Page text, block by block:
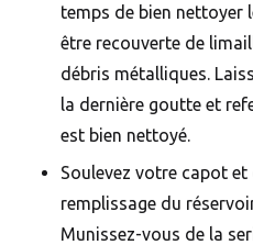
temps de bien nettoyer
être recouverte de
débris métalliques.
la dernière goutte et
est bien nettoyé.
Soulevez votre capot
remplissage du
Munissez-vous de la